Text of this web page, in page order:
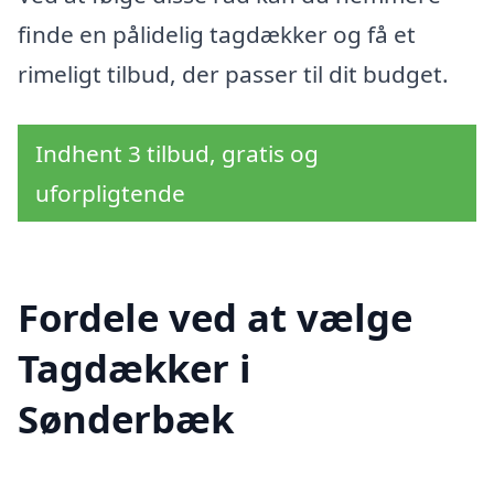
finde en pålidelig tagdækker og få et
rimeligt tilbud, der passer til dit budget.
Indhent 3 tilbud, gratis og
uforpligtende
Fordele ved at vælge
Tagdækker i
Sønderbæk